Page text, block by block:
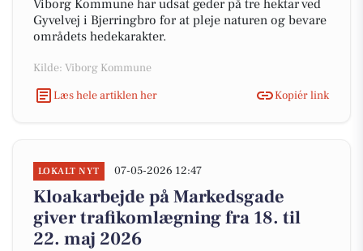
Viborg Kommune har udsat geder på tre hektar ved
Gyvelvej i Bjerringbro for at pleje naturen og bevare
områdets hedekarakter.
Kilde: Viborg Kommune
Læs hele artiklen her
Kopiér link
LOKALT NYT 07-05-2026 12:47
Kloakarbejde på Markedsgade
giver trafikomlægning fra 18. til
22. maj 2026